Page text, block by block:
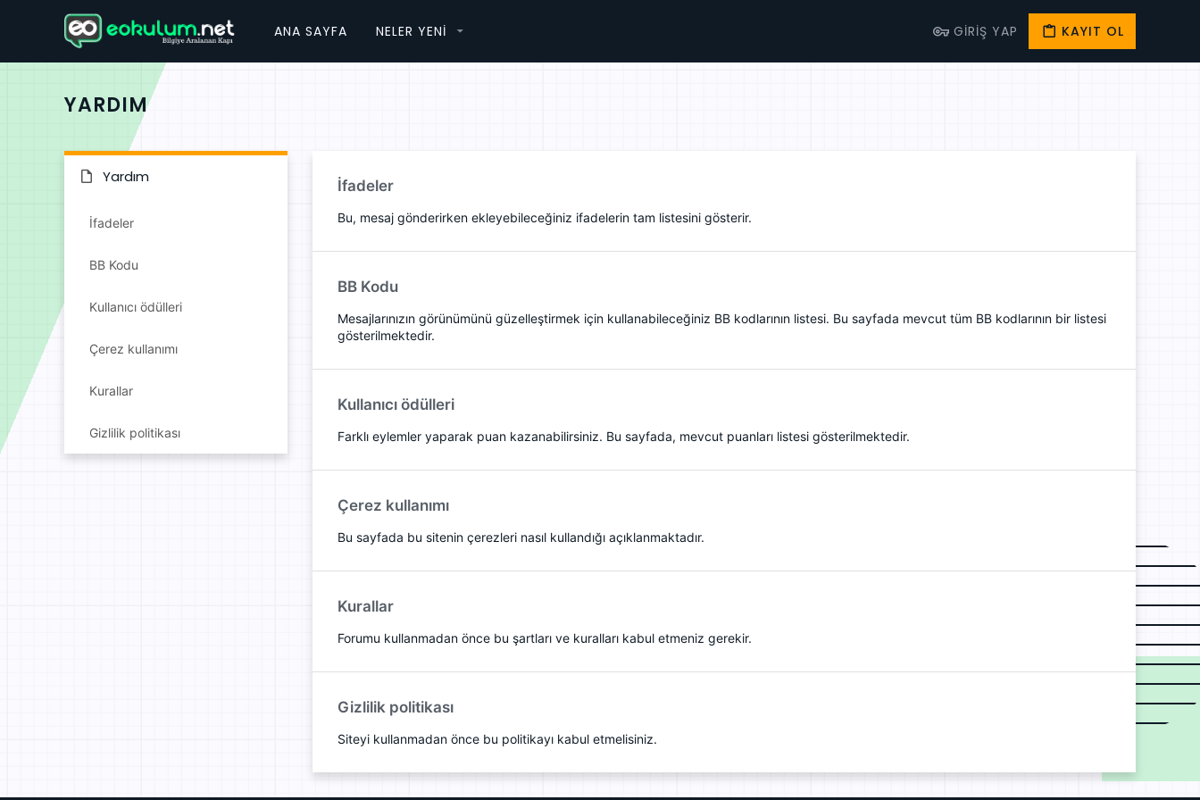
ANA SAYFA NELER YENI GIRIŞ YAP KAYIT OL
YARDIM
Yardım
İfadeler
BB Kodu
Kullanıcı ödülleri
Çerez kullanımı
Kurallar
Gizlilik politikası
İfadeler
Bu, mesaj gönderirken ekleyebileceğiniz ifadelerin tam listesini gösterir.
BB Kodu
Mesajlarınızın görünümünü güzelleştirmek için kullanabileceğiniz BB kodlarının listesi. Bu sayfada mevcut tüm BB kodlarının bir listesi
gösterilmektedir.
Kullanıcı ödülleri
Farklı eylemler yaparak puan kazanabilirsiniz. Bu sayfada, mevcut puanları listesi gösterilmektedir.
Çerez kullanımı
Bu sayfada bu sitenin çerezleri nasıl kullandığı açıklanmaktadır.
Kurallar
Forumu kullanmadan önce bu şartları ve kuralları kabul etmeniz gerekir.
Gizlilik politikası
Siteyi kullanmadan önce bu politikayı kabul etmelisiniz.